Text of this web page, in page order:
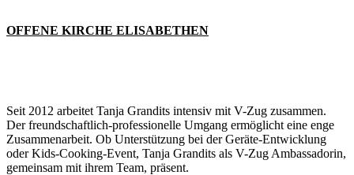
OFFENE KIRCHE ELISABETHEN
Seit 2012 arbeitet Tanja Grandits intensiv mit V-Zug zusammen.
Der freundschaftlich-professionelle Umgang ermöglicht eine enge
Zusammenarbeit. Ob Unterstützung bei der Geräte-Entwicklung
oder Kids-Cooking-Event, Tanja Grandits als V-Zug Ambassadorin,
gemeinsam mit ihrem Team, präsent.